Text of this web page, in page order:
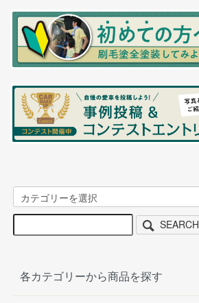
SEARCH
各カテゴリーから商品を探す